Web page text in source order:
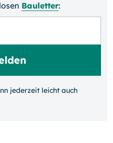
Bauletter:
jeder­zeit leicht auch